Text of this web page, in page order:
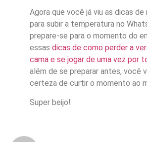
Agora que você já viu as dicas de
para subir a temperatura no
prepare-se para o momento do
essas dicas de como perder a
cama e se jogar de uma vez por
além de se preparar antes, você
certeza de curtir o momento ao
Super beijo!